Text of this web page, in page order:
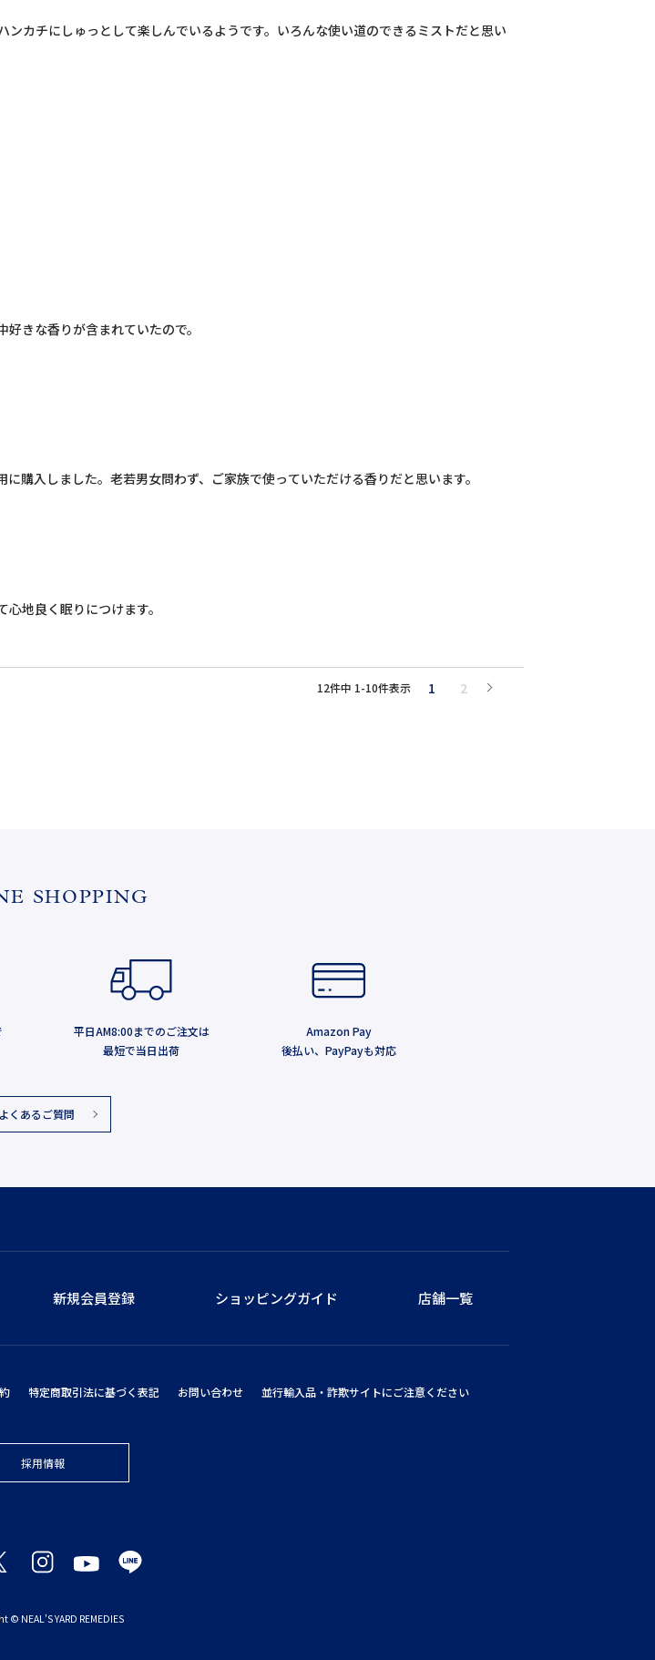
カチにしゅっとして楽しんでいるようです。いろんな使い道のできるミストだと思い
きな香りが含まれていたので。
購入しました。老若男女問わず、ご家族で使っていただける香りだと思います。
地良く眠りにつけます。
12件中 1-10件表示 1 2
SHOPPING
平日AM8:00までのご注文は
最短で当日出荷
Amazon Pay
後払い、PayPayも対応
よくあるご質問
新規会員登録 ショッピングガイド 店舗一覧
特定商取引法に基づく表記 お問い合わせ 並行輸入品・詐欺サイトにご注意ください
採用情報
© NEAL'S YARD REMEDIES